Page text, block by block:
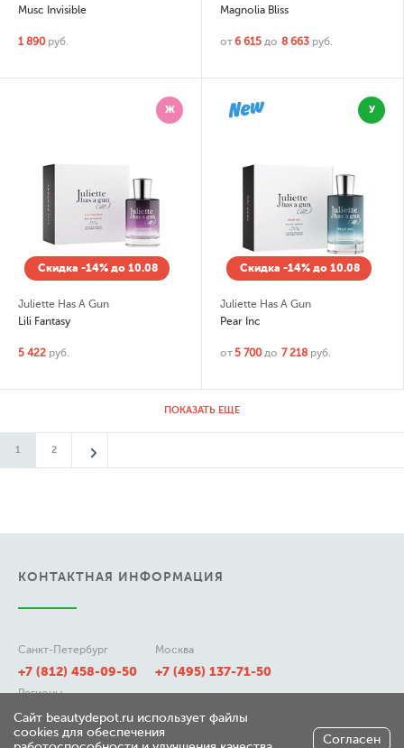
Musc Invisible
1 890 руб.
Magnolia Bliss
от6 615 до 8 663 руб.
Ж
Скидка -14% до 10.08
Juliette Has A Gun
Lili Fantasy
5 422 руб.
У
Скидка -14% до 10.08
Juliette Has A Gun
Pear Inc
от5 700 до 7 218 руб.
ПОКАЗАТЬ ЕЩЕ
1 2
КОНТАКТНАЯ ИНФОРМАЦИЯ
Санкт-Петербург
+7 (812) 458-09-50
Москва
+7 (495) 137-71-50
Регионы
8 (800) 511-21-50
Сайт beautydepot.ru использует файлы
cookies для обеспечения
Согласен